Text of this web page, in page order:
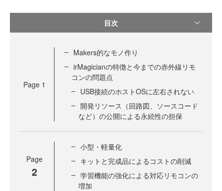
目次
Page 1
Makers的なモノ作り
irMagicianの特徴と今までの赤外線リモ
コンの問題点
USB接続のホストOSに左右されない
開発リソース（回路図、ソースコード
など）の公開による永続性の担保
Page
2
小型・軽量化
キットと完成品によるコストの削減
学習機能の強化による対応リモコンの
増加